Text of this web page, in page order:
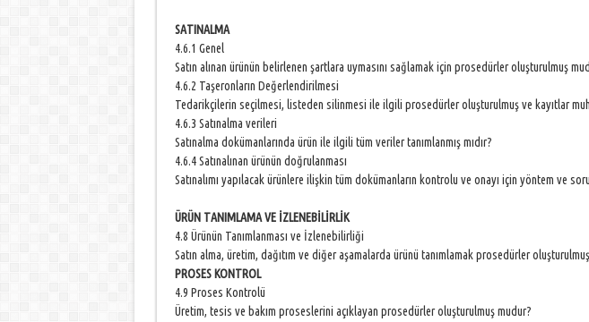
SATINALMA
4.6.1 Genel
Satın alınan ürünün belirlenen şartlara uymasını sağlamak için prosedürler oluşturulmuş
4.6.2 Taşeronların Değerlendirilmesi
Tedarikçilerin seçilmesi, listeden silinmesi ile ilgili prosedürler oluşturulmuş ve kayıtlar
4.6.3 Satınalma verileri
Satınalma dokümanlarında ürün ile ilgili tüm veriler tanımlanmış mıdır?
4.6.4 Satınalınan ürünün doğrulanması
Satınalımı yapılacak ürünlere ilişkin tüm dokümanların kontrolu ve onayı için yöntem ve
ÜRÜN TANIMLAMA VE İZLENEBİLİRLİK
4.8 Ürünün Tanımlanması ve İzlenebilirliği
Satın alma, üretim, dağıtım ve diğer aşamalarda ürünü tanımlamak prosedürler
PROSES KONTROL
4.9 Proses Kontrolü
Üretim, tesis ve bakım proseslerini açıklayan prosedürler oluşturulmuş mudur?